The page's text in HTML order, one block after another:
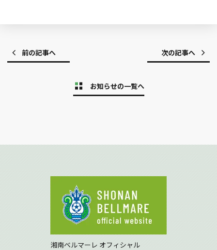
前の記事へ
お知らせの一覧へ
次の記事へ
湘南ベルマーレ オフィシャル